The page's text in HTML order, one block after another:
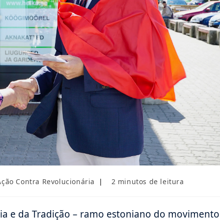
Contra Revolucionária
Tempo
2 minutos de leitura
e da Tradição – ramo estoniano do movimento